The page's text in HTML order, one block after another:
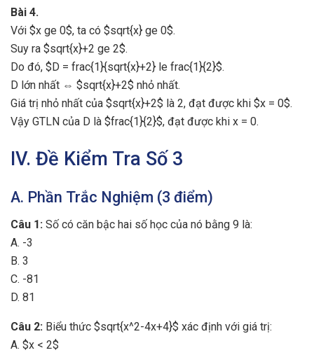
Bài 4.
Với $x ge 0$, ta có $sqrt{x} ge 0$.
Suy ra $sqrt{x}+2 ge 2$.
Do đó, $D = frac{1}{sqrt{x}+2} le frac{1}{2}$.
D lớn nhất ⇔ $sqrt{x}+2$ nhỏ nhất.
Giá trị nhỏ nhất của $sqrt{x}+2$ là 2, đạt được khi $x = 0$.
Vậy GTLN của D là $frac{1}{2}$, đạt được khi x = 0.
IV. Đề Kiểm Tra Số 3
A. Phần Trắc Nghiệm (3 điểm)
Câu 1: Số có căn bậc hai số học của nó bằng 9 là:
A. -3
B. 3
C. -81
D. 81
Câu 2: Biểu thức $sqrt{x^2-4x+4}$ xác định với giá trị:
A. $x < 2$